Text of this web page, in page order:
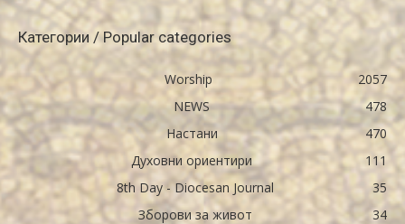
Категории / Popular categories
Worship
2057
NEWS
478
Настани
470
Духовни ориентири
111
8th Day - Diocesan Journal
35
Зборови за живот
34